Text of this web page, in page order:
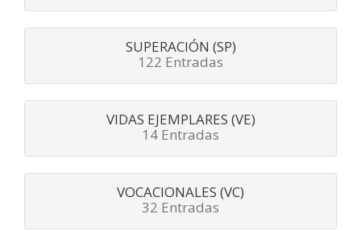
SUPERACIÓN (SP)
122 Entradas
VIDAS EJEMPLARES (VE)
14 Entradas
VOCACIONALES (VC)
32 Entradas